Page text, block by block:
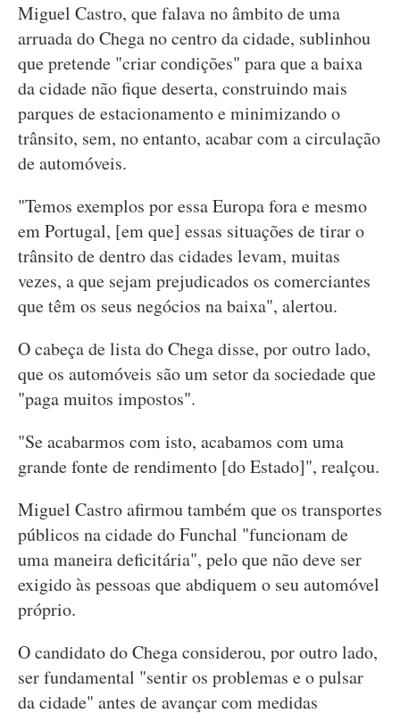
Miguel Castro, que falava no âmbito de uma
arruada do Chega no centro da cidade, sublinhou
que pretende "criar condições" para que a baixa
da cidade não fique deserta, construindo mais
parques de estacionamento e minimizando o
trânsito, sem, no entanto, acabar com a circulação
de automóveis.
"Temos exemplos por essa Europa fora e mesmo
em Portugal, [em que] essas situações de tirar o
trânsito de dentro das cidades levam, muitas
vezes, a que sejam prejudicados os comerciantes
que têm os seus negócios na baixa", alertou.
O cabeça de lista do Chega disse, por outro lado,
que os automóveis são um setor da sociedade que
"paga muitos impostos".
"Se acabarmos com isto, acabamos com uma
grande fonte de rendimento [do Estado]", realçou.
Miguel Castro afirmou também que os transportes
públicos na cidade do Funchal "funcionam de
uma maneira deficitária", pelo que não deve ser
exigido às pessoas que abdiquem o seu automóvel
próprio.
O candidato do Chega considerou, por outro lado,
ser fundamental "sentir os problemas e o pulsar
da cidade" antes de avançar com medidas